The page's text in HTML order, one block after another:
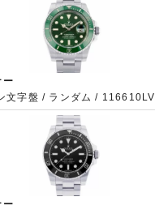
ー
文字盤 / ランダム / 116610LV
ー